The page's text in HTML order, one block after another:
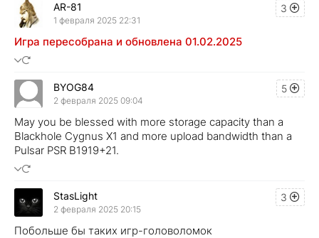
3
AR-81
1 февраля 2025 22:31
Игра пересобрана и обновлена 01.02.2025
5
BYOG84
2 февраля 2025 09:04
May you be blessed with more storage capacity than a
Blackhole Cygnus X1 and more upload bandwidth than a
Pulsar PSR B1919+21.
3
StasLight
2 февраля 2025 20:15
Побольше бы таких игр-головоломок